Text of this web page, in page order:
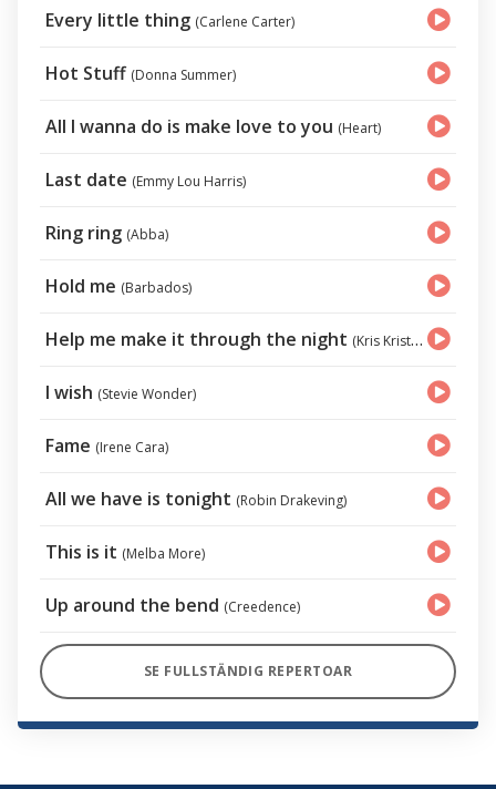
Every little thing (Carlene Carter)
Hot Stuff (Donna Summer)
All I wanna do is make love to you (Heart)
Last date (Emmy Lou Harris)
Ring ring (Abba)
Hold me (Barbados)
Help me make it through the night (Kris Kristofferson)
I wish (Stevie Wonder)
Fame (Irene Cara)
All we have is tonight (Robin Drakeving)
This is it (Melba More)
Up around the bend (Creedence)
SE FULLSTÄNDIG REPERTOAR